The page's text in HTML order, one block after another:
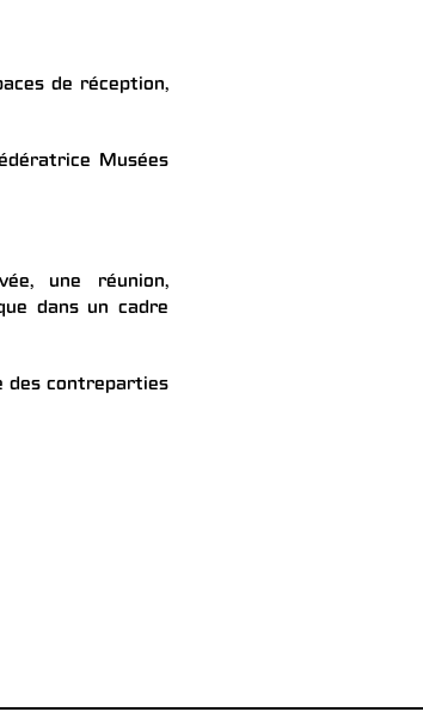
de réception,
Musées
une réunion,
dans un cadre
des contreparties